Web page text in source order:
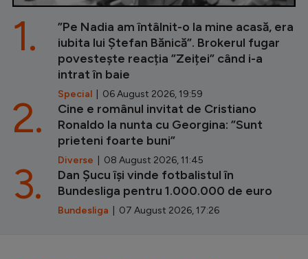
”Pe Nadia am întâlnit-o la mine acasă, era
iubita lui Ștefan Bănică”. Brokerul fugar
povestește reacția ”Zeiței” când i-a
intrat în baie
Special | 06 August 2026, 19:59
1.
Cine e românul invitat de Cristiano
Ronaldo la nunta cu Georgina: ”Sunt
prieteni foarte buni”
Diverse | 08 August 2026, 11:45
2.
Dan Șucu își vinde fotbalistul în
Bundesliga pentru 1.000.000 de euro
Bundesliga | 07 August 2026, 17:26
3.